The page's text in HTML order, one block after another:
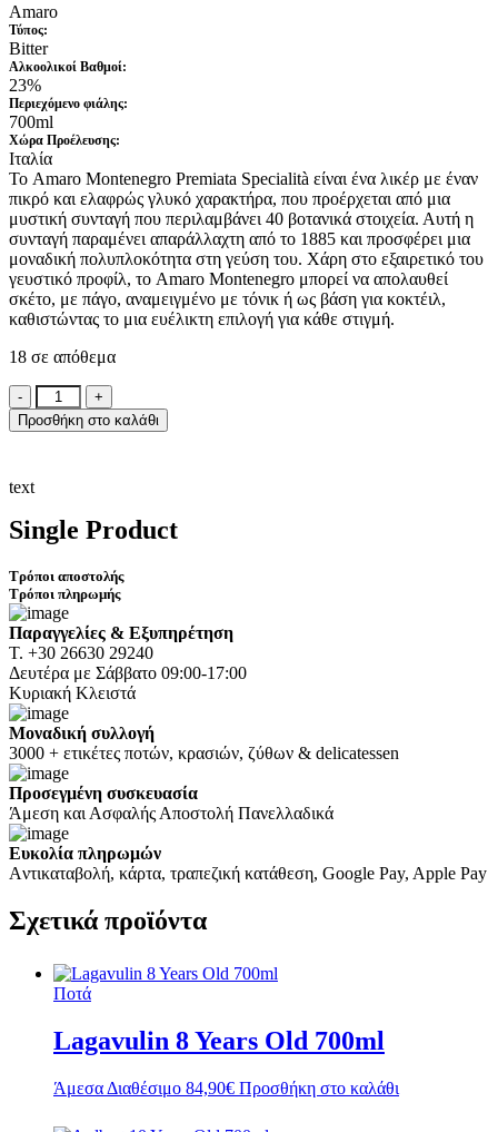
Amaro
Τύπος:
Bitter
Αλκοολικοί Βαθμοί:
23%
Περιεχόμενο φιάλης:
700ml
Xώρα Προέλευσης:
Ιταλία
Το Amaro Montenegro Premiata Specialità είναι ένα λικέρ με έναν
πικρό και ελαφρώς γλυκό χαρακτήρα, που προέρχεται από μια
μυστική συνταγή που περιλαμβάνει 40 βοτανικά στοιχεία. Αυτή η
συνταγή παραμένει απαράλλαχτη από το 1885 και προσφέρει μια
μοναδική πολυπλοκότητα στη γεύση του. Χάρη στο εξαιρετικό του
γευστικό προφίλ, το Amaro Montenegro μπορεί να απολαυθεί
σκέτο, με πάγο, αναμειγμένο με τόνικ ή ως βάση για κοκτέιλ,
καθιστώντας το μια ευέλικτη επιλογή για κάθε στιγμή.
18 σε απόθεμα
Amaro
Montenegro
Premiata
ποσότητα
Προσθήκη στο καλάθι
text
Single Product
Τρόποι αποστολής
Τρόποι πληρωμής
Παραγγελίες & Εξυπηρέτηση
Τ. +30 26630 29240
Δευτέρα με Σάββατο 09:00-17:00
Κυριακή Κλειστά
Μοναδική συλλογή
3000 + ετικέτες ποτών, κρασιών, ζύθων & delicatessen
Προσεγμένη συσκευασία
Άμεση και Ασφαλής Αποστολή Πανελλαδικά
Ευκολία πληρωμών
Aντικαταβολή, κάρτα, τραπεζική κατάθεση, Google Pay, Apple Pay
Σχετικάπροϊόντα
Ποτά
Lagavulin 8 Years Old 700ml
Άμεσα Διαθέσιμο 84,90€ Προσθήκη στο καλάθι